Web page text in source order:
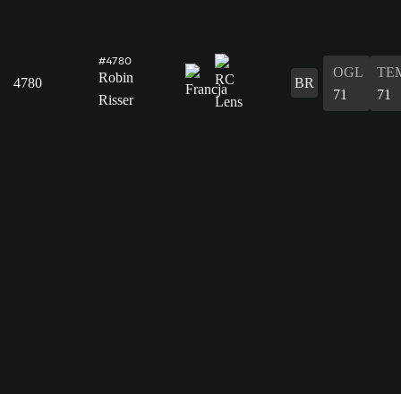
4780
#4780
Robin
Risser
BR
OGL
71
71